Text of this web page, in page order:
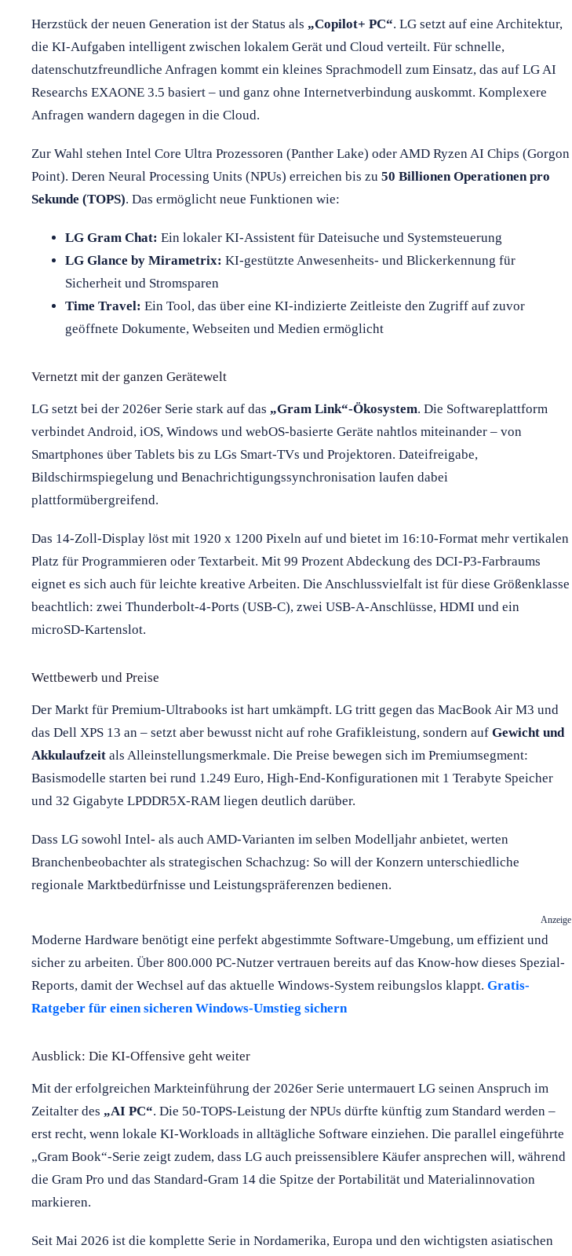
Herzstück der neuen Generation ist der Status als „Copilot+ PC“. LG setzt auf eine Architektur,
die KI-Aufgaben intelligent zwischen lokalem Gerät und Cloud verteilt. Für schnelle,
datenschutzfreundliche Anfragen kommt ein kleines Sprachmodell zum Einsatz, das auf LG AI
Researchs EXAONE 3.5 basiert – und ganz ohne Internetverbindung auskommt. Komplexere
Anfragen wandern dagegen in die Cloud.
Zur Wahl stehen Intel Core Ultra Prozessoren (Panther Lake) oder AMD Ryzen AI Chips (Gorgon
Point). Deren Neural Processing Units (NPUs) erreichen bis zu 50 Billionen Operationen pro
Sekunde (TOPS). Das ermöglicht neue Funktionen wie:
LG Gram Chat: Ein lokaler KI-Assistent für Dateisuche und Systemsteuerung
LG Glance by Mirametrix: KI-gestützte Anwesenheits- und Blickerkennung für
Sicherheit und Stromsparen
Time Travel: Ein Tool, das über eine KI-indizierte Zeitleiste den Zugriff auf zuvor
geöffnete Dokumente, Webseiten und Medien ermöglicht
Vernetzt mit der ganzen Gerätewelt
LG setzt bei der 2026er Serie stark auf das „Gram Link“-Ökosystem. Die Softwareplattform
verbindet Android, iOS, Windows und webOS-basierte Geräte nahtlos miteinander – von
Smartphones über Tablets bis zu LGs Smart-TVs und Projektoren. Dateifreigabe,
Bildschirmspiegelung und Benachrichtigungssynchronisation laufen dabei
plattformübergreifend.
Das 14-Zoll-Display löst mit 1920 x 1200 Pixeln auf und bietet im 16:10-Format mehr vertikalen
Platz für Programmieren oder Textarbeit. Mit 99 Prozent Abdeckung des DCI-P3-Farbraums
eignet es sich auch für leichte kreative Arbeiten. Die Anschlussvielfalt ist für diese Größenklasse
beachtlich: zwei Thunderbolt-4-Ports (USB-C), zwei USB-A-Anschlüsse, HDMI und ein
microSD-Kartenslot.
Wettbewerb und Preise
Der Markt für Premium-Ultrabooks ist hart umkämpft. LG tritt gegen das MacBook Air M3 und
das Dell XPS 13 an – setzt aber bewusst nicht auf rohe Grafikleistung, sondern auf Gewicht und
Akkulaufzeit als Alleinstellungsmerkmale. Die Preise bewegen sich im Premiumsegment:
Basismodelle starten bei rund 1.249 Euro, High-End-Konfigurationen mit 1 Terabyte Speicher
und 32 Gigabyte LPDDR5X-RAM liegen deutlich darüber.
Dass LG sowohl Intel- als auch AMD-Varianten im selben Modelljahr anbietet, werten
Branchenbeobachter als strategischen Schachzug: So will der Konzern unterschiedliche
regionale Marktbedürfnisse und Leistungspräferenzen bedienen.
Anzeige
Moderne Hardware benötigt eine perfekt abgestimmte Software-Umgebung, um effizient und
sicher zu arbeiten. Über 800.000 PC-Nutzer vertrauen bereits auf das Know-how dieses Spezial-
Reports, damit der Wechsel auf das aktuelle Windows-System reibungslos klappt. Gratis-
Ratgeber für einen sicheren Windows-Umstieg sichern
Ausblick: Die KI-Offensive geht weiter
Mit der erfolgreichen Markteinführung der 2026er Serie untermauert LG seinen Anspruch im
Zeitalter des „AI PC“. Die 50-TOPS-Leistung der NPUs dürfte künftig zum Standard werden –
erst recht, wenn lokale KI-Workloads in alltägliche Software einziehen. Die parallel eingeführte
„Gram Book“-Serie zeigt zudem, dass LG auch preissensiblere Käufer ansprechen will, während
die Gram Pro und das Standard-Gram 14 die Spitze der Portabilität und Materialinnovation
markieren.
Seit Mai 2026 ist die komplette Serie in Nordamerika, Europa und den wichtigsten asiatischen